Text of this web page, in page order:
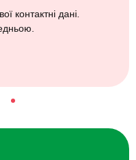
контактні дані.